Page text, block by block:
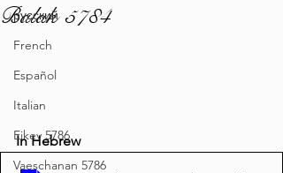
русский
French
Español
Italian
Eikev 5786
Vaeschanan 5786
Balak 5784
In Hebrew